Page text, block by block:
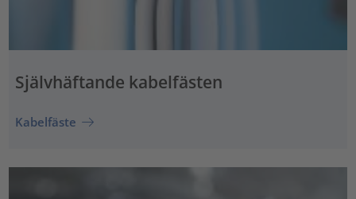
Självhäftande kabelfästen
Kabelfäste